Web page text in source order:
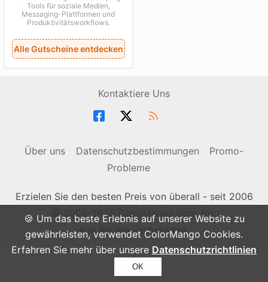
🍪 Um das beste Erlebnis auf unserer Website zu
gewährleisten, verwendet ColorMango Cookies.
Erfahren Sie mehr über unsere Datenschutzrichtlinien
OK
Tools für soziale Medien,
Messaging-Plattformen und
Produktivitätsworkflows.
Alle Gutscheine entdecken
Kontaktiere Uns
Über uns Datenschutzbestimmungen
Promo-
Probleme
Erzielen Sie den besten Preis von überall - seit 2006
© 2006-2026 ColorMango.com, Inc.
Alle Rechte vorbehalten.